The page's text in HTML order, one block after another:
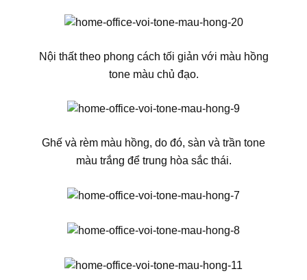
Nội thất theo phong cách tối giản với màu hồng
tone màu chủ đạo.
Ghế và rèm màu hồng, do đó, sàn và trần tone
màu trắng để trung hòa sắc thái.